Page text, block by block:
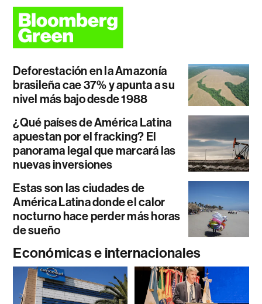
Deforestación en la Amazonía
brasileña cae 37% y apunta a su
nivel más bajo desde 1988
¿Qué países de América Latina
apuestan por el fracking? El
panorama legal que marcará las
nuevas inversiones
Estas son las ciudades de
América Latina donde el calor
nocturno hace perder más horas
de sueño
Económicas e internacionales